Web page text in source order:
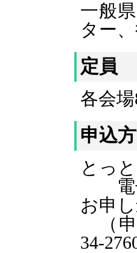
一般
ター
定員
各会
申込
とっ
電子
お申
（申
34-